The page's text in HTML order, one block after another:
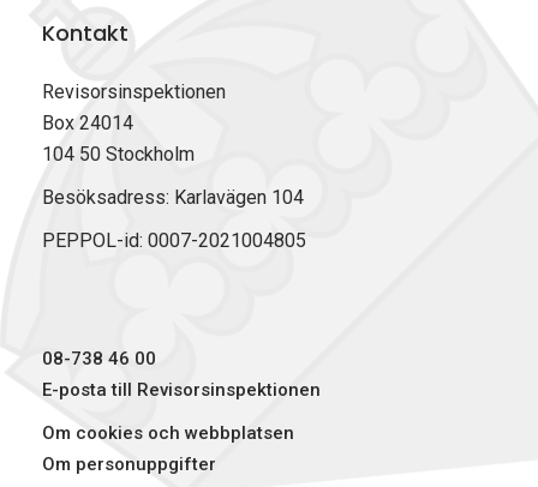
p
F
c
e
b
o
p
L
n
k
e
I
X
w
i
t
Kontakt
Revisorsinspektionen
Box 24014
104 50 Stockholm
Besöksadress: Karlavägen 104
PEPPOL-id: 0007-2021004805
08-738 46 00
E-posta till Revisorsinspektionen
Om cookies och webbplatsen
Om personuppgifter